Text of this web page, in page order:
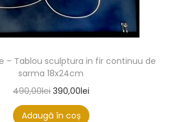
– Tablou sculptura in fir continuu de
sarma 18x24cm
490,00lei 390,00lei
Adaugă în coș